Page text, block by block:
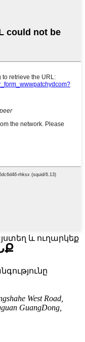
և ուղարկեք
West Road,
GuangDong,